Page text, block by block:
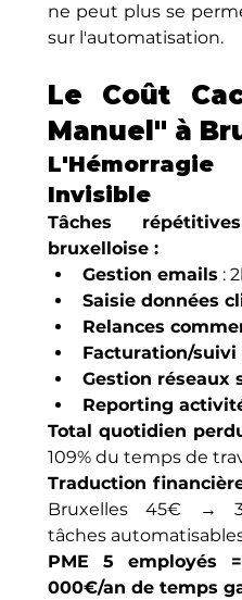
ne peut plus se
sur l'automatisation.
Le Coût
Manuel" à
Invisible
Tâches
bruxelloise :
Gestion emails :
Saisie données
Relances
Facturation/suivi
Gestion réseaux
Reporting
Total quotidien
109% du temps de
Traduction
Bruxelles 45€ →
tâches
PME 5 employés
000€/an de temps